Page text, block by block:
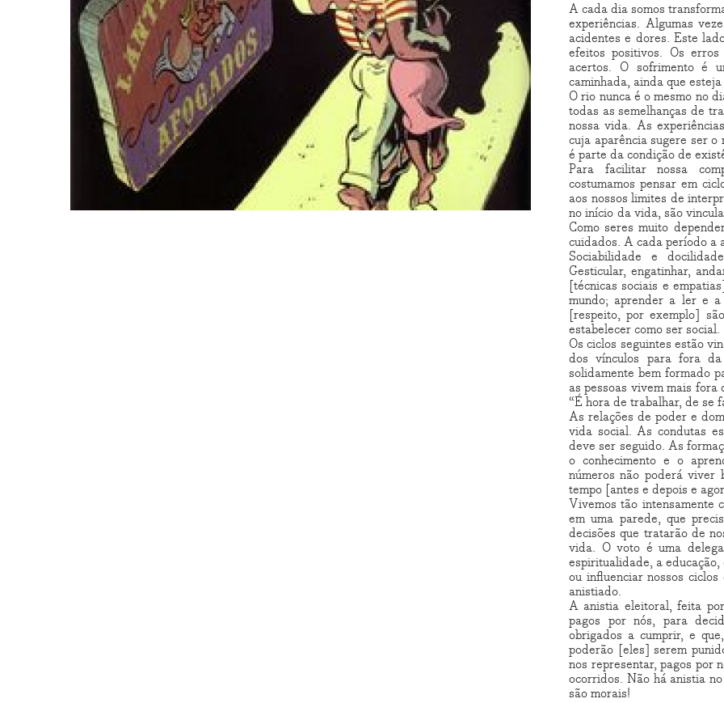
A cada dia somos
experiências. Algumas
acidentes e dores. Este
efeitos positivos. Os
acertos. O sofrimento é
caminhada, ainda que
O rio nunca é o mesmo no
todas as semelhanças de
nossa vida. As
cuja aparência sugere ser o
é parte da condição de
Para facilitar nossa
costumamos pensar em
aos nossos limites de
no início da vida, são
Como seres muito
cuidados. A cada período a
Sociabilidade e
Gesticular, engatinhar,
[técnicas sociais e
mundo; aprender a ler e
[respeito, por exemplo]
estabelecer como ser social.
Os ciclos seguintes estão
dos vínculos para fora
solidamente bem formado
as pessoas vivem mais
“É hora de trabalhar, de se
As relações de poder e
vida social. As condutas
deve ser seguido. As
o conhecimento e o
números não poderá viver
tempo [antes e depois e
Vivemos tão intensamente
em uma parede, que
decisões que tratarão de
vida. O voto é uma
espiritualidade, a
ou influenciar nossos
anistiado.
A anistia eleitoral, feita
pagos por nós, para
obrigados a cumprir, e
poderão [eles] serem
nos representar, pagos por
ocorridos. Não há anistia
são morais!